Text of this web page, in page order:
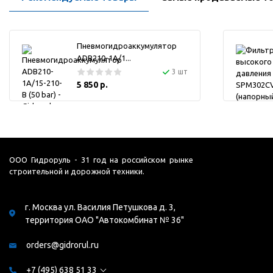
Пневмогидроаккумулятор
ADB210-1A/1...
3 шт
5 850 р.
ООО Гидроруль - 31 год на российском рынке
строительной и дорожной техники.
г. Москва ул. Василия Петушкова д. 3,
территория ОАО "Автокомбинат № 36"
orders@gidrorul.ru
+7 (495) 638 51 33